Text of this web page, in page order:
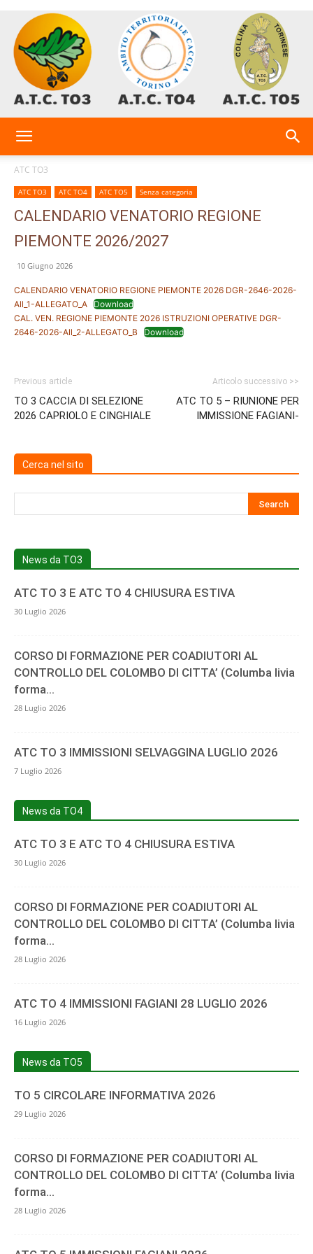
3-
5
ATC TO3
ATC TO3 ATC TO4 ATC TO5 Senza categoria
CALENDARIO VENATORIO REGIONE
PIEMONTE 2026/2027
10 Giugno 2026
CALENDARIO VENATORIO REGIONE PIEMONTE 2026 DGR-2646-2026-
All_1-ALLEGATO_A Download
CAL. VEN. REGIONE PIEMONTE 2026 ISTRUZIONI OPERATIVE DGR-
2646-2026-All_2-ALLEGATO_B
Download
Previous article
TO 3 CACCIA DI SELEZIONE
2026 CAPRIOLO E CINGHIALE
Articolo successivo >>
ATC TO 5 – RIUNIONE PER
IMMISSIONE FAGIANI-
Cerca nel sito
News da TO3
ATC TO 3 E ATC TO 4 CHIUSURA ESTIVA
30 Luglio 2026
CORSO DI FORMAZIONE PER COADIUTORI AL
CONTROLLO DEL COLOMBO DI CITTA’ (Columba livia
forma...
28 Luglio 2026
ATC TO 3 IMMISSIONI SELVAGGINA LUGLIO 2026
7 Luglio 2026
News da TO4
ATC TO 3 E ATC TO 4 CHIUSURA ESTIVA
30 Luglio 2026
CORSO DI FORMAZIONE PER COADIUTORI AL
CONTROLLO DEL COLOMBO DI CITTA’ (Columba livia
forma...
28 Luglio 2026
ATC TO 4 IMMISSIONI FAGIANI 28 LUGLIO 2026
16 Luglio 2026
News da TO5
TO 5 CIRCOLARE INFORMATIVA 2026
29 Luglio 2026
CORSO DI FORMAZIONE PER COADIUTORI AL
CONTROLLO DEL COLOMBO DI CITTA’ (Columba livia
forma...
28 Luglio 2026